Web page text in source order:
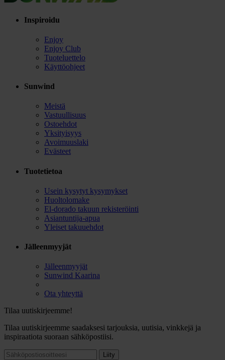
Inspiroidu
Enjoy
Enjoy Club
Tuoteluettelo
Käyttöohjeet
Sunwind
Meistä
Vastuullisuus
Ostoehdot
Yksityisyys
Avoimuuslaki
Evästeet
Tuotetietoa
Usein kysytyt kysymykset
Huoltolomake
El-dorado takuun rekisteröinti
Asiantuntija-apua
Yleiset takuuehdot
Jälleenmyyjät
Jälleenmyyjät
Sunwind Kaarina
Ota yhteyttä
Tilaa uutiskirjeemme!
Tilaa uutiskirjeemme saadaksesi tarjouksia, uutisia, vinkkejä ja
inspiraatiota suoraan sähköpostiisi.
Liity